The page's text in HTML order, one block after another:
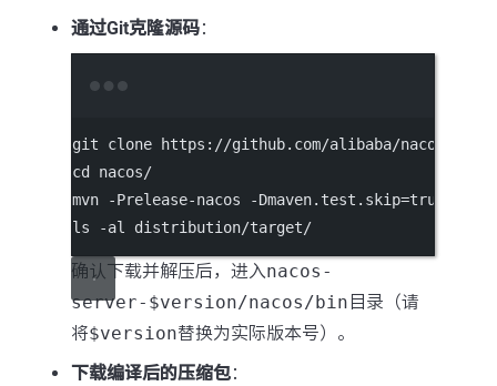
通过Git克隆源码：
git clone
https://github.com/alibaba/nacos.git
cd
nacos/
mvn
-Prelease-nacos -Dmaven.test.skip=true
ls
-al distribution/target/
确认下载并解压后，进入nacos-
server-$version/nacos/bin 目录（请
将$version替换为实际版本号）。
下载编译后的压缩包：